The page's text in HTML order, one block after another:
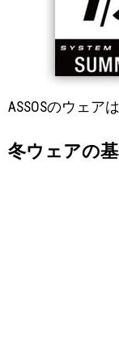
ASSOSのウェ
冬ウェアの